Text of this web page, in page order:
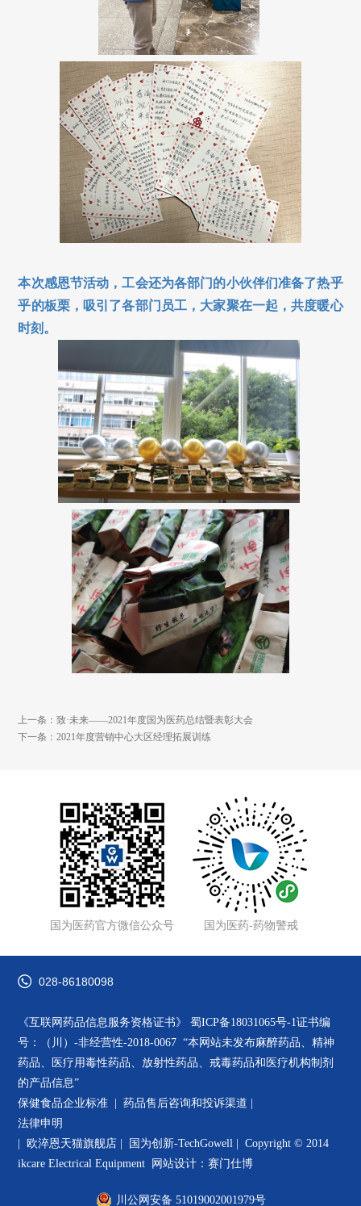
本次感恩节活动，工会还为各部门的小伙伴们准备了热乎
乎的板栗，吸引了各部门员工，大家聚在一起，共度暖心
时刻。
上一条：致·未来——2021年度国为医药总结暨表彰大会
下一条：2021年度营销中心大区经理拓展训练
国为医药官方微信公众号 国为医药-药物警戒
028-86180098
《互联网药品信息服务资格证书》蜀ICP备18031065号-1证书编
号：（川）-非经营性-2018-0067 “本网站未发布麻醉药品、精神
药品、医疗用毒性药品、放射性药品、戒毒药品和医疗机构制剂
的产品信息”
保健食品企业标准 |
药品售后咨询和投诉渠道
法律申明
欧淬恩天猫旗舰店 国为创新-TechGowell |Copyright © 2014
ikcare Electrical Equipment
网站设计：赛门仕博
川公网安备 51019002001979号